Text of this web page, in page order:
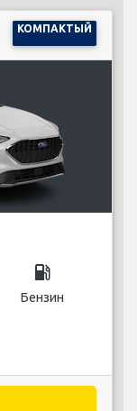
КОМПАКТЫЙ
local_gas_station
Бензин